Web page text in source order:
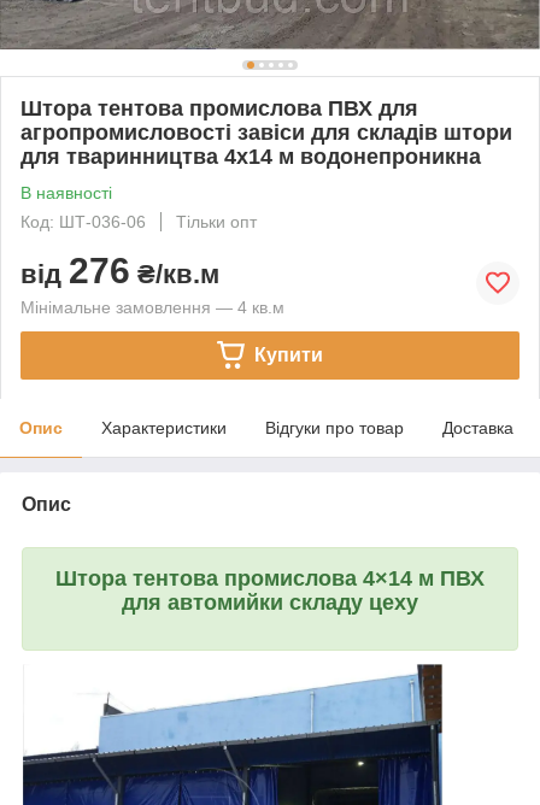
Штора тентова промислова ПВХ для
агропромисловості завіси для складів штори
для тваринництва 4x14 м водонепроникна
В наявності
Код: ШТ-036-06
Тільки опт
від 276 ₴/кв.м
Мінімальне замовлення — 4 кв.м
Купити
Опис Характеристики Відгуки про товар Доставка
Опис
Штора тентова промислова 4×14 м ПВХ
для автомийки складу цеху